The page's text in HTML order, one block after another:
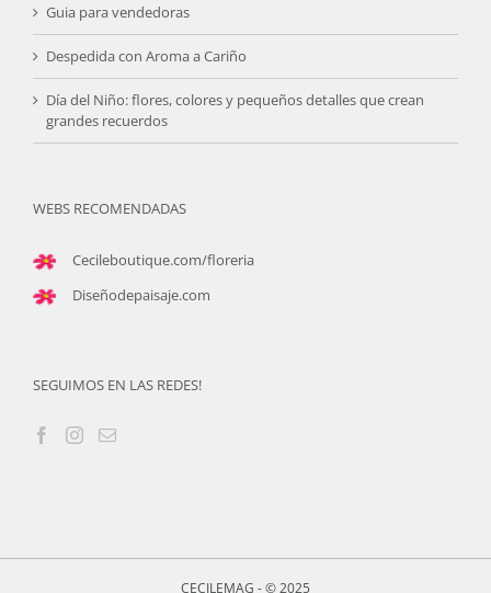
Guia para vendedoras
Despedida con Aroma a Cariño
Día del Niño: flores, colores y pequeños detalles que crean
grandes recuerdos
WEBS RECOMENDADAS
Cecileboutique.com/floreria
Diseñodepaisaje.com
SEGUIMOS EN LAS REDES!
CECILEMAG - © 2025